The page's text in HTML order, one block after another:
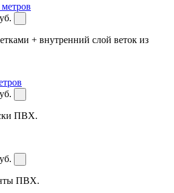
+ внутренний слой веток из
ПВХ.
ПВХ.